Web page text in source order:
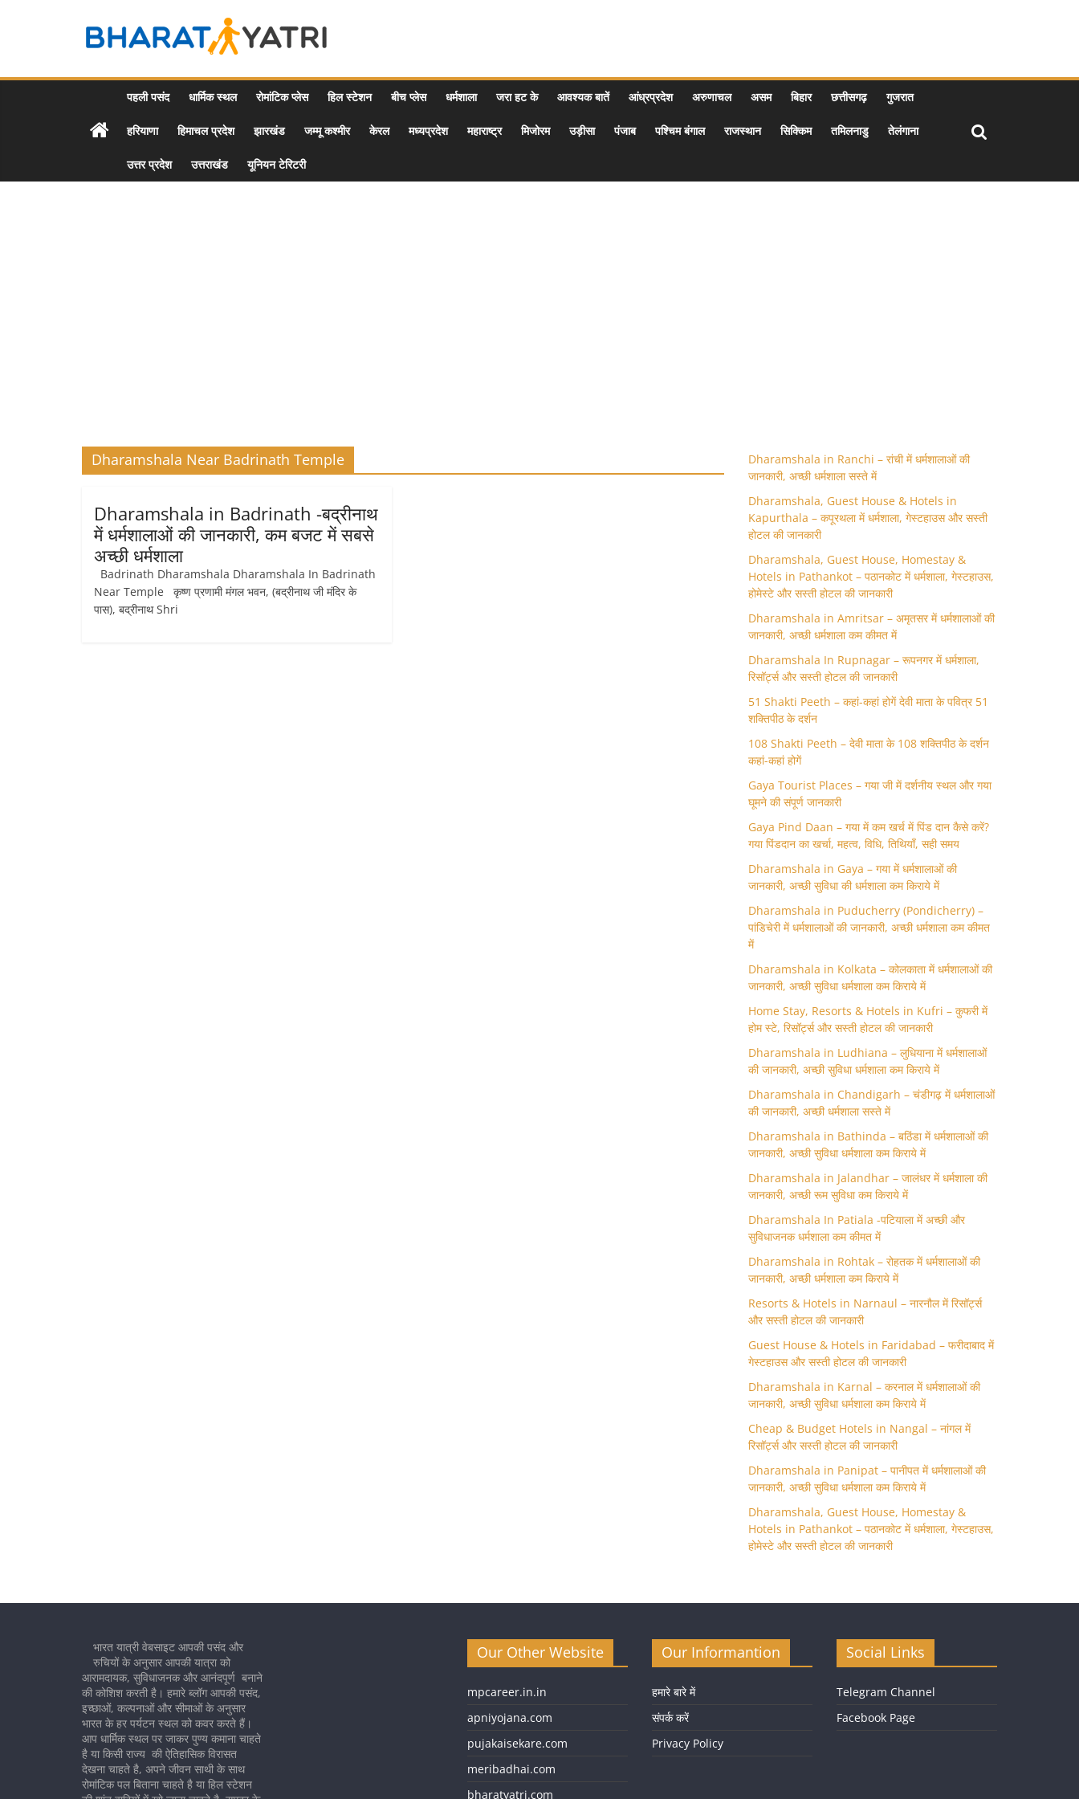
Bharat
Yatri
Tourist
पहली पसंद धार्मिक स्थल रोमांटिक प्लेस हिल स्टेशन बीच प्लेस धर्मशाला जरा हट के आवश्यक बातें आंध्रप्रदेश अरुणाचल असम बिहार छत्तीसगढ़ गुजरात
हरियाणा हिमाचल प्रदेश झारखंड जम्मू कश्मीर केरल मध्यप्रदेश महाराष्ट्र मिजोरम उड़ीसा पंजाब पश्चिम बंगाल राजस्थान सिक्किम तमिलनाडु तेलंगाना
उत्तर प्रदेश उत्तराखंड यूनियन टेरिटरी
Dharamshala Near Badrinath Temple
Dharamshala in Badrinath -बद्रीनाथ
में धर्मशालाओं की जानकारी, कम बजट में सबसे
अच्छी धर्मशाला
Badrinath Dharamshala Dharamshala In Badrinath
Near Temple कृष्ण प्रणामी मंगल भवन, (बद्रीनाथ जी मंदिर के
पास), बद्रीनाथ Shri
Dharamshala in Ranchi – रांची में धर्मशालाओं की
जानकारी, अच्छी धर्मशाला सस्ते में
Dharamshala, Guest House & Hotels in
Kapurthala – कपूरथला में धर्मशाला, गेस्टहाउस और सस्ती
होटल की जानकारी
Dharamshala, Guest House, Homestay &
Hotels in Pathankot – पठानकोट में धर्मशाला, गेस्टहाउस,
होमेस्टे और सस्ती होटल की जानकारी
Dharamshala in Amritsar – अमृतसर में धर्मशालाओं की
जानकारी, अच्छी धर्मशाला कम कीमत में
Dharamshala In Rupnagar – रूपनगर में धर्मशाला,
रिसॉर्ट्स और सस्ती होटल की जानकारी
51 Shakti Peeth – कहां-कहां होगें देवी माता के पवित्र 51
शक्तिपीठ के दर्शन
108 Shakti Peeth – देवी माता के 108 शक्तिपीठ के दर्शन
कहां-कहां होगें
Gaya Tourist Places – गया जी में दर्शनीय स्थल और गया
घूमने की संपूर्ण जानकारी
Gaya Pind Daan – गया में कम खर्च में पिंड दान कैसे करें?
गया पिंडदान का खर्चा, महत्व, विधि, तिथियाँ, सही समय
Dharamshala in Gaya – गया में धर्मशालाओं की
जानकारी, अच्छी सुविधा की धर्मशाला कम किराये में
Dharamshala in Puducherry (Pondicherry) –
पांडिचेरी में धर्मशालाओं की जानकारी, अच्छी धर्मशाला कम कीमत
में
Dharamshala in Kolkata – कोलकाता में धर्मशालाओं की
जानकारी, अच्छी सुविधा धर्मशाला कम किराये में
Home Stay, Resorts & Hotels in Kufri – कुफरी में
होम स्‍टे, रिसॉर्ट्स और सस्ती होटल की जानकारी
Dharamshala in Ludhiana – लुधियाना में धर्मशालाओं
की जानकारी, अच्छी सुविधा धर्मशाला कम किराये में
Dharamshala in Chandigarh – चंडीगढ़ में धर्मशालाओं
की जानकारी, अच्छी धर्मशाला सस्ते में
Dharamshala in Bathinda – बठिंडा में धर्मशालाओं की
जानकारी, अच्छी सुविधा धर्मशाला कम किराये में
Dharamshala in Jalandhar – जालंधर में धर्मशाला की
जानकारी, अच्छी रूम सुविधा कम किराये में
Dharamshala In Patiala -पटियाला में अच्छी और
सुविधाजनक धर्मशाला कम कीमत में
Dharamshala in Rohtak – रोहतक में धर्मशालाओं की
जानकारी, अच्छी धर्मशाला कम किराये में
Resorts & Hotels in Narnaul – नारनौल में रिसॉर्ट्स
और सस्ती होटल की जानकारी
Guest House & Hotels in Faridabad – फरीदाबाद में
गेस्टहाउस और सस्ती होटल की जानकारी
Dharamshala in Karnal – करनाल में धर्मशालाओं की
जानकारी, अच्छी सुविधा धर्मशाला कम किराये में
Cheap & Budget Hotels in Nangal – नांगल में
रिसॉर्ट्स और सस्ती होटल की जानकारी
Dharamshala in Panipat – पानीपत में धर्मशालाओं की
जानकारी, अच्छी सुविधा धर्मशाला कम किराये में
Dharamshala, Guest House, Homestay &
Hotels in Pathankot – पठानकोट में धर्मशाला, गेस्टहाउस,
होमेस्टे और सस्ती होटल की जानकारी
भारत यात्री वेबसाइट आपकी पसंद और
रुचियों के अनुसार आपकी यात्रा को
आरामदायक, सुविधाजनक और आनंदपूर्ण बनाने
की कोशिश करती है। हमारे ब्लॉग आपकी पसंद,
इच्छाओं, कल्पनाओं और सीमाओं के अनुसार
भारत के हर पर्यटन स्थल को कवर करते हैं।
आप धार्मिक स्थल पर जाकर पुण्य कमाना चाहते
है या किसी राज्य की ऐतिहासिक विरासत
देखना चाहते है, अपने जीवन साथी के साथ
रोमांटिक पल बिताना चाहते है या हिल स्टेशन
Our Other Website
mpcareer.in.in
apniyojana.com
pujakaisekare.com
meribadhai.com
bharatyatri.com
Our Informantion
हमारे बारे में
संपर्क करें
Privacy Policy
Social Links
Telegram Channel
Facebook Page